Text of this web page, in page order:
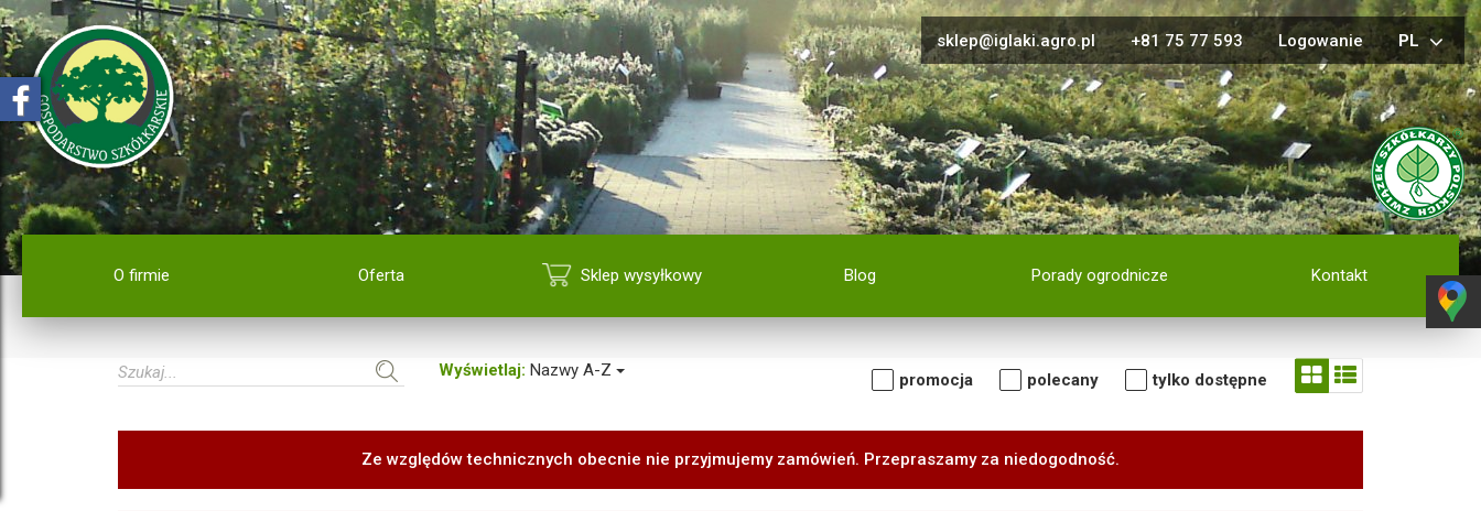
sklep@iglaki.agro.pl +81 75 77 593 Logowanie PL
O firmie Oferta Sklep wysyłkowy Blog Porady ogrodnicze Kontakt
Wyświetlaj: Nazwy A-Z promocja polecany tylko dostępne
Ze względów technicznych obecnie nie przyjmujemy zamówień. Przepraszamy za niedogodność.